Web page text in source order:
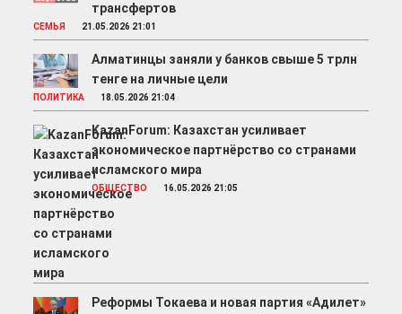
трансфертов
СЕМЬЯ 21.05.2026 21:01
Алматинцы заняли у банков свыше 5 трлн
тенге на личные цели
ПОЛИТИКА 18.05.2026 21:04
KazanForum: Казахстан усиливает
экономическое партнёрство со странами
исламского мира
ОБЩЕСТВО 16.05.2026 21:05
Реформы Токаева и новая партия «Адилет»